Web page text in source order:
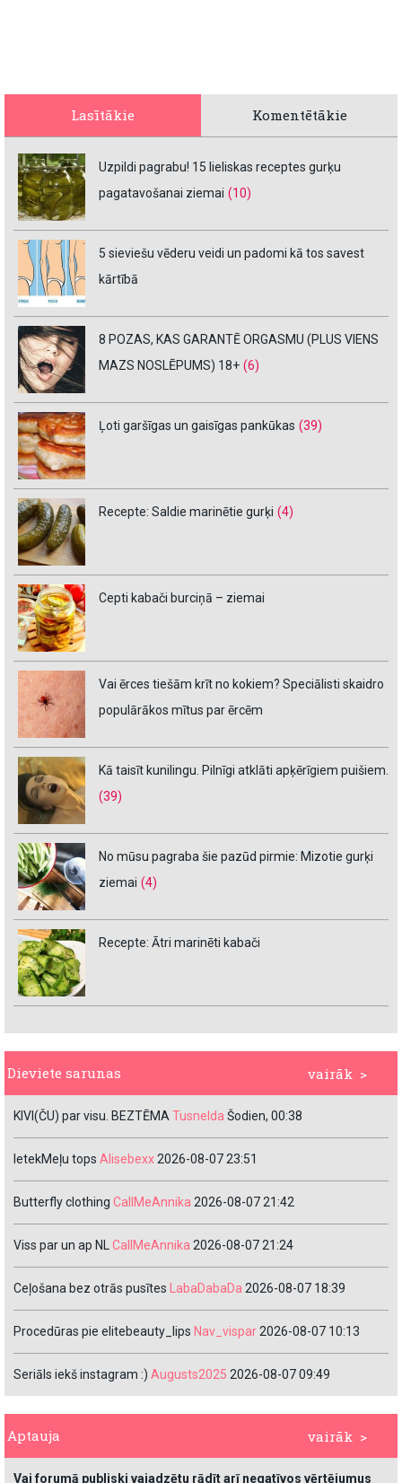
Lasītākie Komentētākie
Uzpildi pagrabu! 15 lieliskas receptes gurķu
pagatavošanai ziemai (10)
5 sieviešu vēderu veidi un padomi kā tos savest
kārtībā
8 POZAS, KAS GARANTĒ ORGASMU (PLUS VIENS
MAZS NOSLĒPUMS) 18+ (6)
Ļoti garšīgas un gaisīgas pankūkas (39)
Recepte: Saldie marinētie gurķi (4)
Cepti kabači burciņā – ziemai
Vai ērces tiešām krīt no kokiem? Speciālisti skaidro
populārākos mītus par ērcēm
Kā taisīt kunilingu. Pilnīgi atklāti apķērīgiem puišiem.
(39)
No mūsu pagraba šie pazūd pirmie: Mizotie gurķi
ziemai (4)
Recepte: Ātri marinēti kabači
vairāk >
Dieviete sarunas
KIVI(ČU) par visu. BEZTĒMATusnelda Šodien, 00:38
IetekMeļu tops Alisebexx2026-08-07 23:51
Butterfly clothing CallMeAnnika 2026-08-07 21:42
Viss par un ap NLCallMeAnnika 2026-08-07 21:24
Ceļošana bez otrās pusītes LabaDabaDa 2026-08-07 18:39
Procedūras pie elitebeauty_lips Nav_vispar2026-08-07 10:13
Seriāls iekš instagram :) Augusts2025 2026-08-07 09:49
vairāk >
Aptauja
Vai forumā publiski vajadzētu rādīt arī negatīvos vērtējumus